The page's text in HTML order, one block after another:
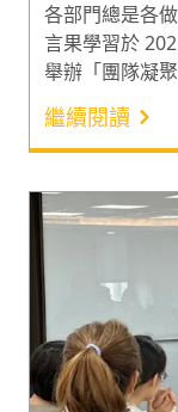
各部門總是各
言果學習於
舉辦「團隊凝
共識講師「吳
張真實的樂高
消防小隊」成
戰術，一同建
大效益。
繼續閱讀